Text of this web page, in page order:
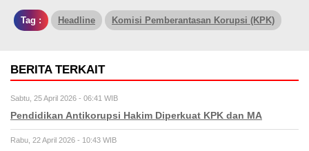
Tag : Headline Komisi Pemberantasan Korupsi (KPK)
BERITA TERKAIT
Sabtu, 25 April 2026 - 06:41 WIB
Pendidikan Antikorupsi Hakim Diperkuat KPK dan MA
Rabu, 22 April 2026 - 10:43 WIB